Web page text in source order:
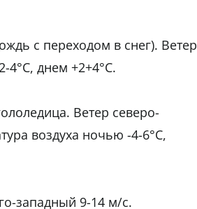
с переходом в снег). Ветер
4°С, днем +2+4°С.
Ветер северо-
воздуха ночью -4-6°С,
западный 9-14 м/с.